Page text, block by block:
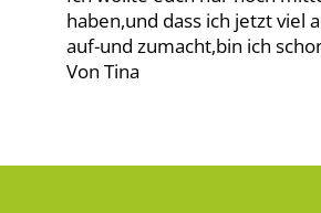
haben,und dass ich jetzt viel
auf-und zumacht,bin ich
Von Tina